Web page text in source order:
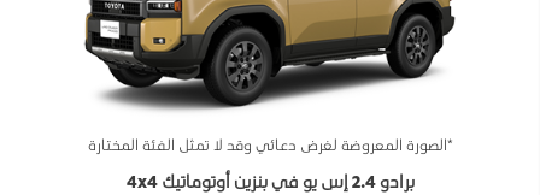
*الصورة المعروضة لغرض دعائي وقد لا تمثل الفئة المختارة
برادو 2.4 إس يو في بنزين أوتوماتيك 4x4